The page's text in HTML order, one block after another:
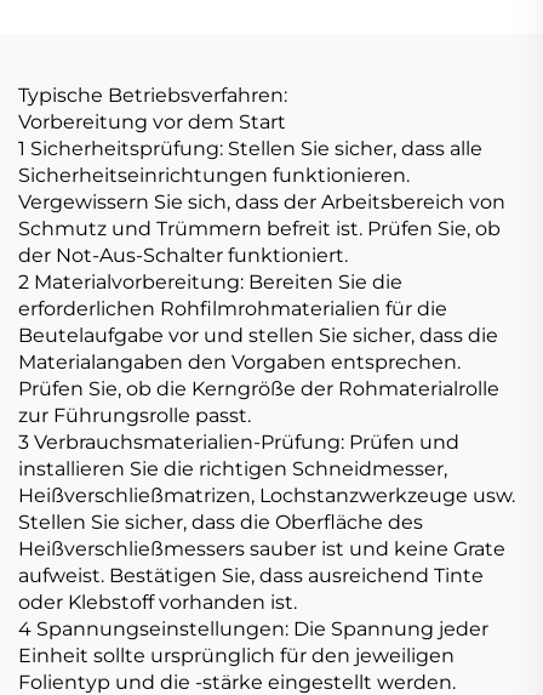
Typische Betriebsverfahren:
Vorbereitung vor dem Start
1 Sicherheitsprüfung: Stellen Sie sicher, dass alle
Sicherheitseinrichtungen funktionieren.
Vergewissern Sie sich, dass der Arbeitsbereich von
Schmutz und Trümmern befreit ist. Prüfen Sie, ob
der Not-Aus-Schalter funktioniert.
2 Materialvorbereitung: Bereiten Sie die
erforderlichen Rohfilmrohmaterialien für die
Beutelaufgabe vor und stellen Sie sicher, dass die
Materialangaben den Vorgaben entsprechen.
Prüfen Sie, ob die Kerngröße der Rohmaterialrolle
zur Führungsrolle passt.
3 Verbrauchsmaterialien-Prüfung: Prüfen und
installieren Sie die richtigen Schneidmesser,
Heißverschließmatrizen, Lochstanzwerkzeuge usw.
Stellen Sie sicher, dass die Oberfläche des
Heißverschließmessers sauber ist und keine Grate
aufweist. Bestätigen Sie, dass ausreichend Tinte
oder Klebstoff vorhanden ist.
4 Spannungseinstellungen: Die Spannung jeder
Einheit sollte ursprünglich für den jeweiligen
Folientyp und die -stärke eingestellt werden.